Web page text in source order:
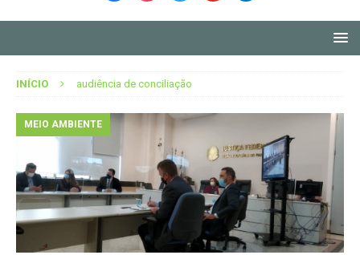
INÍCIO audiência de conciliação
MEIO AMBIENTE